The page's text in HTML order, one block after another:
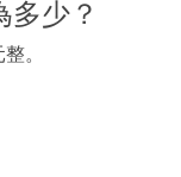
多少？
。